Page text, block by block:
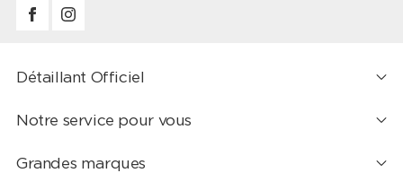
Détaillant Officiel
Notre service pour vous
Grandes marques